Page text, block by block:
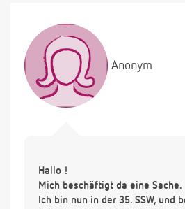
Anonym
Hallo !
Mich beschäftigt da eine Sache.
Ich bin nun in der 35. SSW, und